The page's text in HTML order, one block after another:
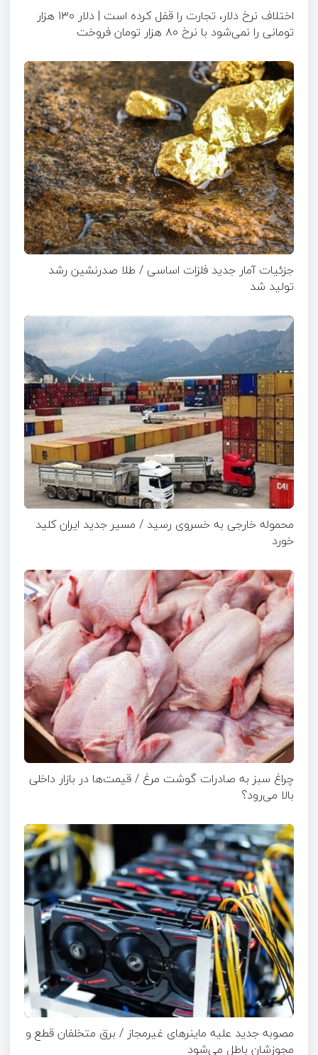
اختلاف نرخ دلار، تجارت را قفل کرده است | دلار ۱۳۰ هزار
تومانی را نمی‌شود با نرخ ۸۰ هزار تومان فروخت
جزئیات آمار جدید فلزات اساسی / طلا صدرنشین رشد
تولید شد
محموله خارجی به خسروی رسید / مسیر جدید ایران کلید
خورد
چراغ سبز به صادرات گوشت مرغ / قیمت‌ها در بازار داخلی
بالا می‌رود؟
مصوبه جدید علیه ماینرهای غیرمجاز / برق متخلفان قطع و
مجوزشان باطل می‌شود